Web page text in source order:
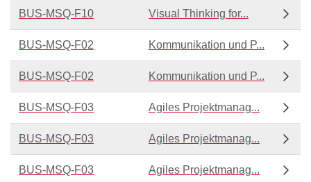
BUS-MSQ-F10 Visual Thinking for...
BUS-MSQ-F02 Kommunikation und P...
BUS-MSQ-F02 Kommunikation und P...
BUS-MSQ-F03 Agiles Projektmanag...
BUS-MSQ-F03 Agiles Projektmanag...
BUS-MSQ-F03 Agiles Projektmanag...